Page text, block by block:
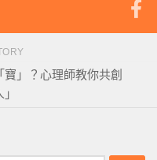
」？心理師教你共創